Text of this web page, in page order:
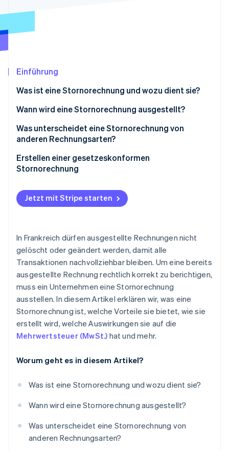
Identity
Online-Identitätsprüfung
Stripe-Sessions 2026
Erfahren Sie, wie Stripe Lösungen für die
Jetzt ansehen
Einführung
Was ist eine Stornorechnung und wozu dient sie?
Wann wird eine Stornorechnung ausgestellt?
Was unterscheidet eine Stornorechnung von
anderen Rechnungsarten?
Erstellen einer gesetzeskonformen
Stornorechnung
Was ist mit der Mehrwertsteuer (USt.)?
Reform der elektronischen Rechnungsstellung
Jetzt mit Stripe starten
In Frankreich dürfen ausgestellte Rechnungen nicht
gelöscht oder geändert werden, damit alle
Transaktionen nachvollziehbar bleiben. Um eine bereits
ausgestellte Rechnung rechtlich korrekt zu berichtigen,
muss ein Unternehmen eine Stornorechnung
ausstellen. In diesem Artikel erklären wir, was eine
Stornorechnung ist, welche Vorteile sie bietet, wie sie
erstellt wird, welche Auswirkungen sie auf die
Mehrwertsteuer (MwSt.) hat und mehr.
Worum geht es in diesem Artikel?
Was ist eine Stornorechnung und wozu dient sie?
Wann wird eine Stornorechnung ausgestellt?
Was unterscheidet eine Stornorechnung von
anderen Rechnungsarten?